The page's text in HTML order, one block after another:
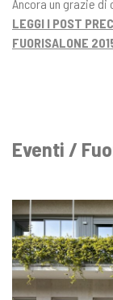
Ancora un grazie di
LEGGI I POST
FUORISALONE
Eventi /